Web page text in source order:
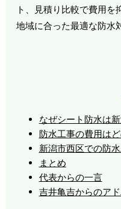
ト、見積り比較で費用を
地域に合った最適な防水
なぜシート防水は
防水工事の費用は
新潟市西区での防
まとめ
代表からの一言
吉井亀吉からのア